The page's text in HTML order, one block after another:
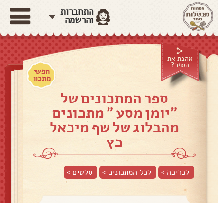
התחברות
והרשמה
אהבת את
הספר?
חפשי
מתכון
ספר המתכונים של
"יומן מסע " מתכונים
מהבלוג של שף מיכאל
כץ
לכריכה > לכל המתכונים > סלטים>